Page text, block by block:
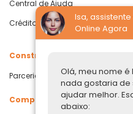
Isa, assistente
Online Agora
Olá, meu nome é
nada gostaria
ajudar melhor.
abaixo:
Central de Ajuda
Crédito com Garantia de Imóvel
Construtoras
Parcerias Imobiliárias
Comprar ou alugar